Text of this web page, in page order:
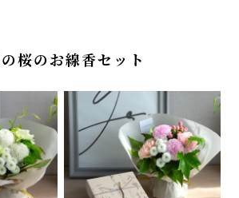
ジ
桜のお線香セット